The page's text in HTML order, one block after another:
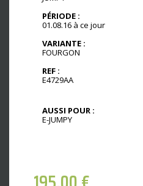
PÉRIODE :
01.08.16 à ce jour
VARIANTE :
FOURGON
REF :
E4729AA
AUSSI POUR :
E-JUMPY